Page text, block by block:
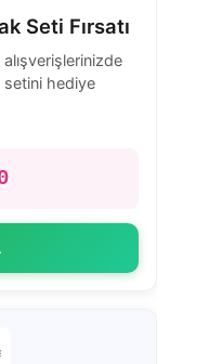
Seti Fırsatı
setini hediye